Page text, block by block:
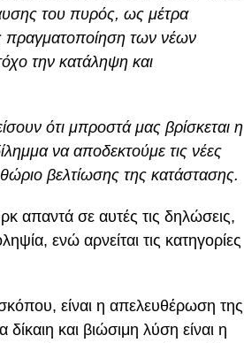
του πυρός, ως μέτρα
πραγματοποίηση των νέων
την κατάληψη και
ότι μπροστά μας βρίσκεται η
να αποδεκτούμε τις νέες
βελτίωσης της κατάστασης.
απαντά σε αυτές τις δηλώσεις,
ενώ αρνείται τις κατηγορίες
είναι η απελευθέρωση της
και βιώσιμη λύση είναι η